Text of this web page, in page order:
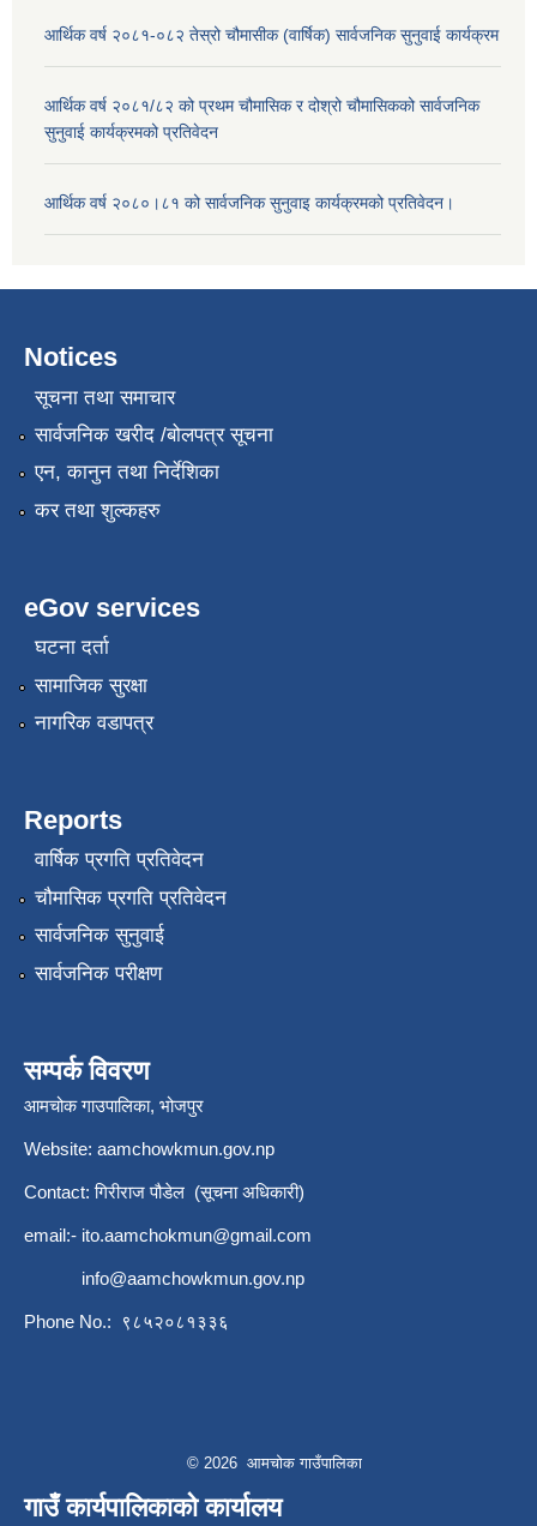
आर्थिक वर्ष २०८१-०८२ तेस्रो चौमासीक (वार्षिक) सार्वजनिक सुनुवाई कार्यक्रम
आर्थिक वर्ष २०८१/८२ को प्रथम चौमासिक र दोश्रो चौमासिकको सार्वजनिक
सुनुवाई कार्यक्रमको प्रतिवेदन
आर्थिक वर्ष २०८०।८१ को सार्वजनिक सुनुवाइ कार्यक्रमको प्रतिवेदन।
Notices
सूचना तथा समाचार
सार्वजनिक खरीद /बोलपत्र सूचना
एन, कानुन तथा निर्देशिका
कर तथा शुल्कहरु
eGov services
घटना दर्ता
सामाजिक सुरक्षा
नागरिक वडापत्र
Reports
वार्षिक प्रगति प्रतिवेदन
चौमासिक प्रगति प्रतिवेदन
सार्वजनिक सुनुवाई
सार्वजनिक परीक्षण
सम्पर्क विवरण
आमचोक गाउपालिका, भोजपुर
Website: aamchowkmun.gov.np
Contact: गिरीराज पौडेल (सूचना अधिकारी)
email:- ito.aamchokmun@gmail.com
info@aamchowkmun.gov.np
Phone No.: ९८५२०८१३३६
© 2026 आमचोक गाउँपालिका
गाउँ कार्यपालिकाको कार्यालय